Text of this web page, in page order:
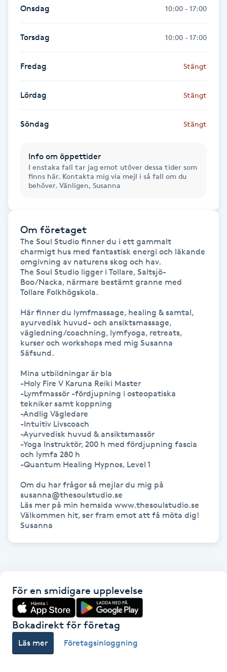
Gellack med förstärkning
Gravidmassage
Gravidyoga
Gruppträning
Gua Sha-massage
Hatha Yoga
Headspa
Herrklippning
HIFU
Hot Stone Massage
Hudföryngring
Huduppstramning
Hudvård
Hyperhidros
Hypnos
Hårbottenbehandling
Hårförlängning
Hårvård
Onsdag 10:00 - 17:00
Torsdag 10:00 - 17:00
Fredag Stängt
Lördag Stängt
Söndag Stängt
Info om öppettider
I enstaka fall tar jag emot utöver dessa tider som
finns här. Kontakta mig via mejl i så fall om du
behöver. Vänligen, Susanna
Om företaget
The Soul Studio finner du i ett gammalt
charmigt hus med fantastisk energi och läkande
omgivning av naturens skog och hav.
The Soul Studio ligger i Tollare, Saltsjö-
Boo/Nacka, närmare bestämt granne med
Tollare Folkhögskola.
Här finner du lymfmassage, healing & samtal,
ayurvedisk huvud- och ansiktsmassage,
vägledning/coachning, lymfyoga, retreats,
kurser och workshops med mig Susanna
Säfsund.
Mina utbildningar är bla
-Holy Fire V Karuna Reiki Master
-Lymfmassör -fördjupning i osteopatiska
tekniker samt koppning
-Andlig Vägledare
-Intuitiv Livscoach
-Ayurvedisk huvud & ansiktsmassör
-Yoga Instruktör, 200 h med fördjupning fascia
och lymfa 280 h
-Quantum Healing Hypnos, Level 1
Om du har frågor så mejlar du mig på
susanna@thesoulstudio.se
Läs mer på min hemsida www.thesoulstudio.se
Välkommen hit, ser fram emot att få möta dig!
Susanna
För en smidigare upplevelse
Bokadirekt för företag
Läs mer Företagsinloggning